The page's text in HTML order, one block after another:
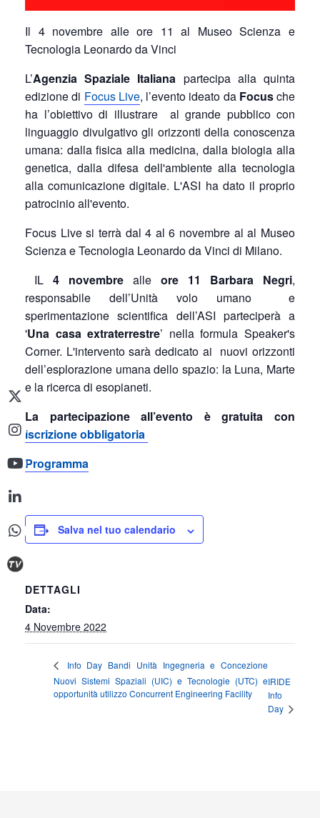
Il 4 novembre alle ore 11 al Museo Scienza e
Tecnologia Leonardo da Vinci
L’Agenzia Spaziale Italiana partecipa alla quinta
edizione di Focus Live, l’evento ideato da Focusche
ha l’obiettivo di illustrare
al grande pubblico con
linguaggio divulgativo gli orizzonti della conoscenza
umana: dalla fisica alla medicina, dalla biologia alla
genetica, dalla difesa dell'ambiente alla tecnologia
alla comunicazione digitale. L'ASI ha dato il proprio
patrocinio all'evento.
Focus Live si terrà dal 4 al 6 novembre al al Museo
Scienza e Tecnologia Leonardo da Vinci di Milano.
IL 4 novembre alle ore 11 Barbara Negri,
responsabile dell’Unità volo umano
e
sperimentazione scientifica dell’ASI parteciperà a
'Una casa extraterrestre’ nella formula Speaker's
Corner. L'intervento sarà dedicato ai nuovi orizzonti
dell’esplorazione umana dello spazio: la Luna, Marte
e la ricerca di esopianeti.
La partecipazione all’evento è gratuita con
iscrizione obbligatoria
Programma
Salva nel tuo calendario
DETTAGLI
Data:
4 Novembre 2022
Info Day Bandi Unità Ingegneria e Concezione
Nuovi Sistemi Spaziali (UIC) e Tecnologie (UTC) e
opportunità utilizzo Concurrent Engineering Facility
IRIDE
Info
Day